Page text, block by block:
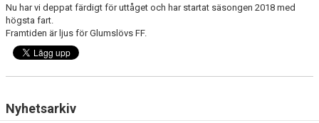
Nu har vi deppat färdigt för uttåget och har startat säsongen 2018 med
högsta fart.
Framtiden är ljus för Glumslövs FF.
Nyhetsarkiv